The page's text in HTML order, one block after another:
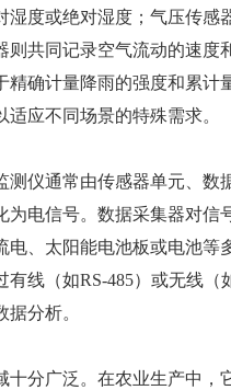
湿度或绝对湿度；气压传
则共同记录空气流动的速
精确计量降雨的强度和累
应不同场景的特殊需求。
测仪通常由传感器单元、
为电信号。数据采集器对信
电、太阳能电池板或电池
有线（如RS-485）或无线
分析。
十分广泛。在农业生产中